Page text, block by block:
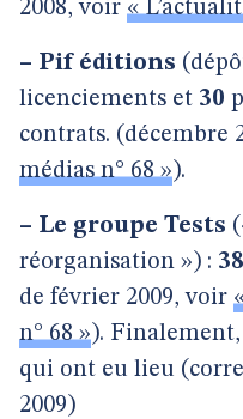
2008, voir «
– Pif éditions
licenciements et 30
contrats. (décembre
médias n° 68 »).
– Le groupe Tests
réorganisation ») : 38
de février 2009, voir
n° 68 »).
qui ont eu lieu
2009)